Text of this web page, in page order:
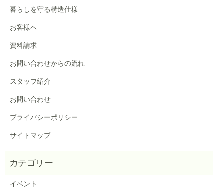
暮らしを守る構造仕様
お客様へ
資料請求
お問い合わせからの流れ
スタッフ紹介
お問い合わせ
プライバシーポリシー
サイトマップ
イベント